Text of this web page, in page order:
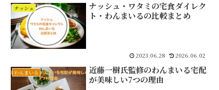
ナッシュ
ナッシュ・ワタミの宅食ダイレク
ト・わんまいるの比較まとめ
2023.06.28 2026.06.02
わんまいる
近藤一樹氏監修のわんまいる宅配
が美味しい7つの理由